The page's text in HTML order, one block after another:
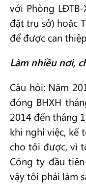
với Phòng
đặt trụ sở) hoặc
để được can
Làm nhiều nơi,
Câu hỏi: Năm
đóng BHXH
2014 đến tháng
khi nghỉ việc, kế
cho tôi được, vì
Công ty đầu
vậy tôi phải làm